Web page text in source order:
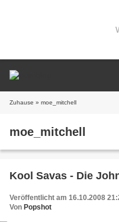
Zuhause » moe_mitchell
moe_mitchell
Kool Savas - Die
Veröffentlicht am 16.10.2008
Von Popshot